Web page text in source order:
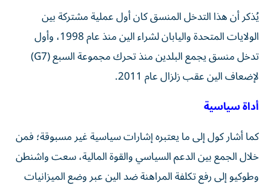
يُذكر أن هذا التدخل المنسق كان أول عملية مشتركة بين
الولايات المتحدة واليابان لشراء الين منذ عام 1998، وأول
تدخل منسق يجمع البلدين منذ تحرك مجموعة السبع (G7)
لإضعاف الين عقب زلزال عام 2011.
أداة سياسية
كما أشار كول إلى ما يعتبره إشارات سياسية غير مسبوقة؛ فمن
خلال الجمع بين الدعم السياسي والقوة المالية، سعت واشنطن
وطوكيو إلى رفع تكلفة المراهنة ضد الين عبر وضع الميزانيات